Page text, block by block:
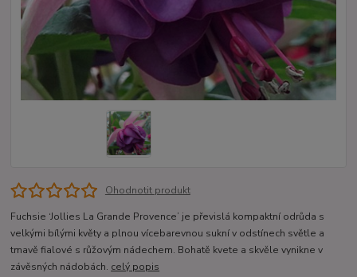
Ohodnotit produkt
Fuchsie ‘Jollies La Grande Provence’ je převislá kompaktní odrůda s
velkými bílými květy a plnou vícebarevnou sukní v odstínech světle a
tmavě fialové s růžovým nádechem. Bohatě kvete a skvěle vynikne v
závěsných nádobách. celý popis